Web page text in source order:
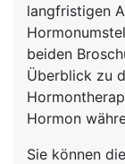
langfristigen
beiden
Überblick zu
Hormon
Sie können